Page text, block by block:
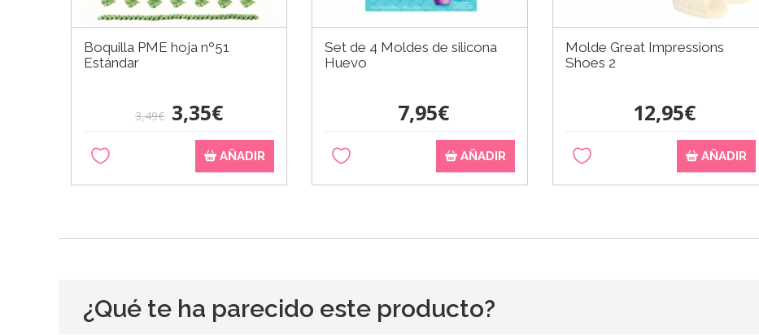
Boquilla PME hoja nº51
Estándar
3,49€ 3,35€
AÑADIR
Set de 4 Moldes de silicona
Huevo
7,95€
AÑADIR
Molde Great Impressions
Shoes 2
12,95€
AÑADIR
¿Qué te ha parecido este producto?